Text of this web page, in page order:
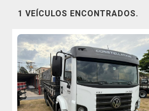
1 VEÍCULOS ENCONTRADOS.